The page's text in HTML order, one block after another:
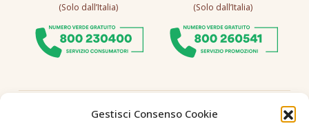
Gestisci Consenso Cookie
(Solo dall’Italia) (Solo dall’Italia)
Seguici